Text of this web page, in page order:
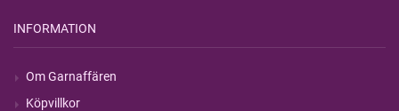
INFORMATION
Om Garnaffären
Köpvillkor